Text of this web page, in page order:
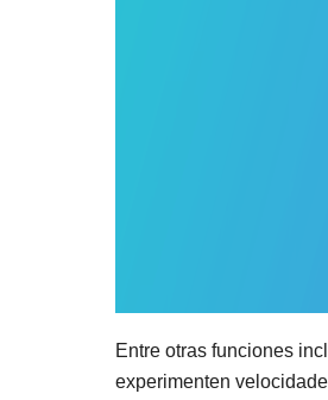
Entre otras funciones
experimenten